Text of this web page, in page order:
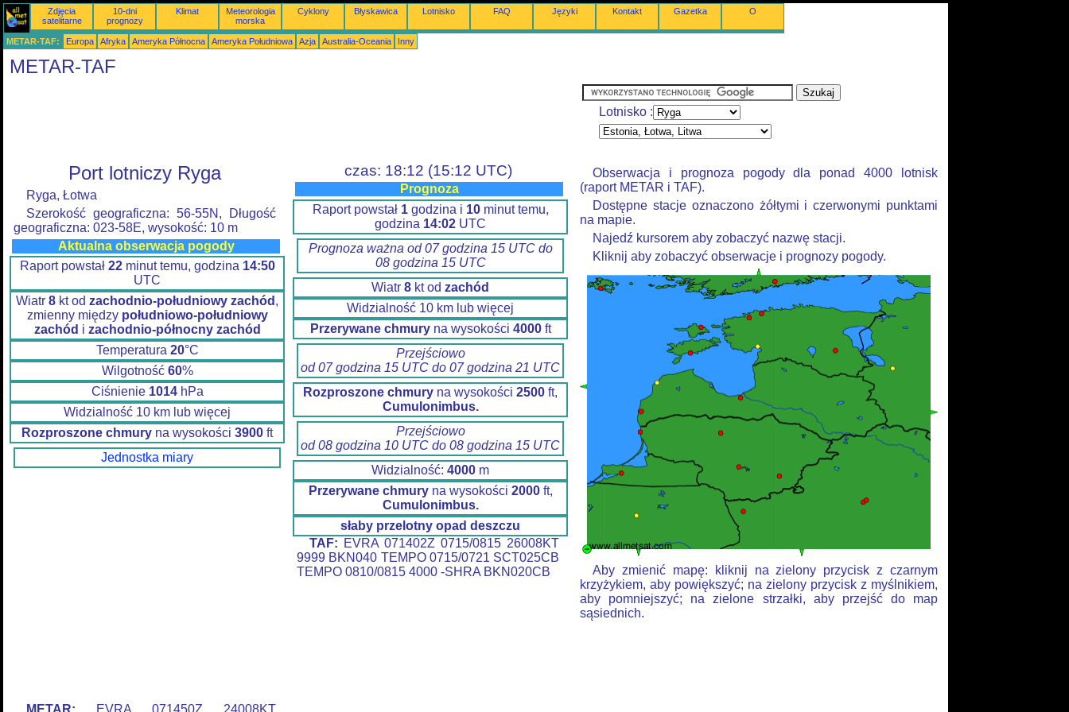
Zdjęcia
satelitarne
10-dni
prognozy
Klimat
Meteorologia
morska
Cyklony Błyskawica Lotnisko FAQ Języki Kontakt Gazetka O
METAR-TAF: Europa Afryka Ameryka Północna Ameryka Południowa Azja Australia-Oceania Inny
METAR-TAF
Lotnisko :
Port lotniczy Ryga
Ryga, Łotwa
Szerokość geograficzna: 56-55N, Długość
geograficzna: 023-58E, wysokość: 10 m
Aktualna obserwacja pogody
Raport powstał 22minut temu, godzina 14:50
UTC
Wiatr 8 kt od zachodnio-południowy zachód ,
zmienny między południowo-południowy
zachód i zachodnio-północny zachód
Temperatura 20°C
Wilgotność 60%
Ciśnienie 1014hPa
Widzialność 10 km lub więcej
Rozproszone chmury na wysokości 3900 ft
Jednostka miary
czas: 18:12 (15:12 UTC)
Prognoza
Raport powstał 1godzina i 10minut temu,
godzina 14:02 UTC
Prognoza ważna od 07 godzina 15 UTC do
08 godzina 15 UTC
Wiatr 8 kt od zachód
Widzialność 10 km lub więcej
Przerywane chmuryna wysokości 4000ft
Przejściowo
od 07 godzina 15 UTC do 07 godzina 21 UTC
Rozproszone chmury na wysokości 2500 ft,
Cumulonimbus.
Przejściowo
od 08 godzina 10 UTC do 08 godzina 15 UTC
Widzialność: 4000 m
Przerywane chmuryna wysokości 2000ft,
Cumulonimbus.
słaby przelotny opad deszczu
TAF: EVRA 071402Z 0715/0815 26008KT
9999 BKN040 TEMPO 0715/0721 SCT025CB
TEMPO 0810/0815 4000 -SHRA BKN020CB
Obserwacja i prognoza pogody dla ponad 4000 lotnisk
(raport METAR i TAF).
Dostępne stacje oznaczono żółtymi i czerwonymi punktami
na mapie.
Najedź kursorem aby zobaczyć nazwę stacji.
Kliknij aby zobaczyć obserwacje i prognozy pogody.
Aby zmienić mapę: kliknij na zielony przycisk z czarnym
krzyżykiem, aby powiększyć; na zielony przycisk z myślnikiem,
aby pomniejszyć; na zielone strzałki, aby przejść do map
sąsiednich.